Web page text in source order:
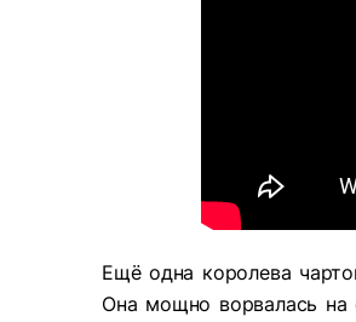
Ещё одна королева
Она мощно ворвалась на